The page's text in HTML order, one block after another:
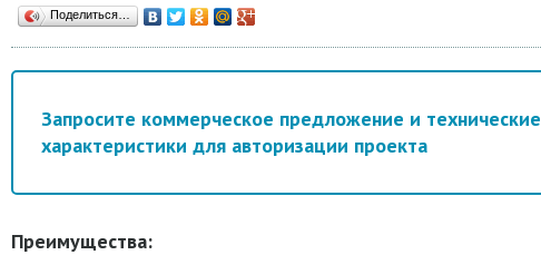
Поделиться…
Запросите коммерческое предложение и технические
характеристики для авторизации проекта
Преимущества: